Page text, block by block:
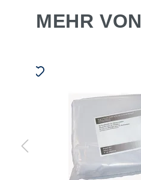
MEHR VON